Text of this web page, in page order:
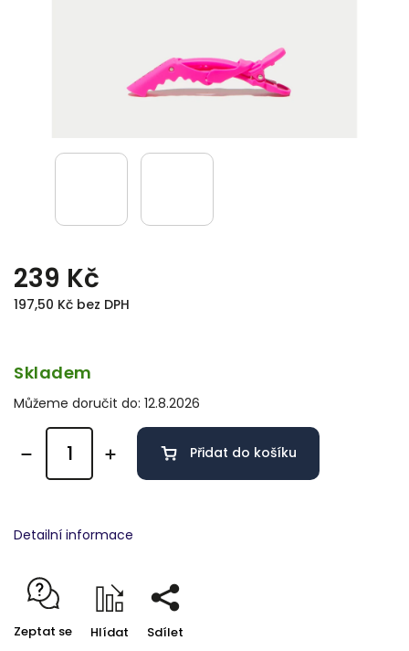
239 Kč
197,50 Kč bez DPH
Skladem
Můžeme doručit do: 12.8.2026
Přidat do košíku
Detailní informace
Zeptat se Hlídat Sdílet